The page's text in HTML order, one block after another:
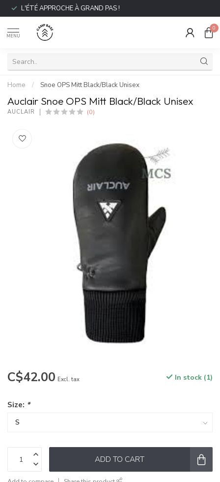
L'ÉTÉ APPROCHE À GRAND PAS !
MENU
0
Home / Snoe OPS Mitt Black/Black Unisex
Auclair Snoe OPS Mitt Black/Black Unisex
AUCLAIR (0)
C$42.00 Excl. tax In stock (1)
Size: *
ADD TO CART